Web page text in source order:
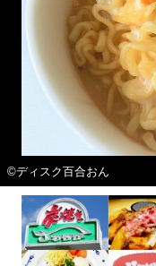
©ディスク百合おん